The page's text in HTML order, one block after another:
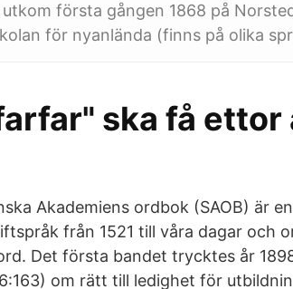
första gången 1868 på
för nyanlända (finns på olika
ska få ettor
Akademiens ordbok (SAOB) är
från 1521 till våra dagar och
Det första bandet trycktes år
om rätt till ledighet för